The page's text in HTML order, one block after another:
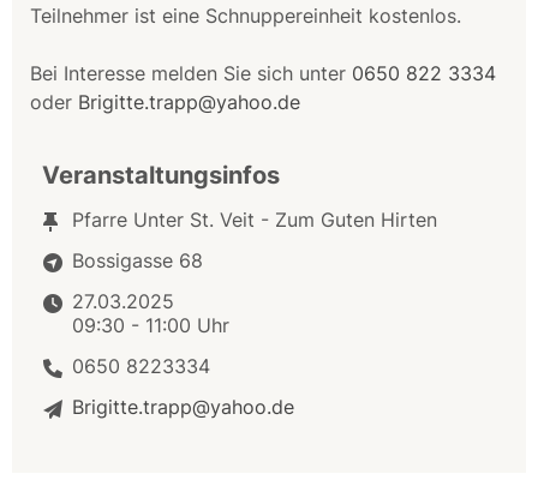
Teilnehmer ist eine Schnuppereinheit kostenlos.
Bei Interesse melden Sie sich unter 0650 822 3334
oder Brigitte.trapp@yahoo.de
Veranstaltungsinfos
Pfarre Unter St. Veit - Zum Guten Hirten
Bossigasse 68
27.03.2025
09:30 - 11:00 Uhr
0650 8223334
Brigitte.trapp@yahoo.de